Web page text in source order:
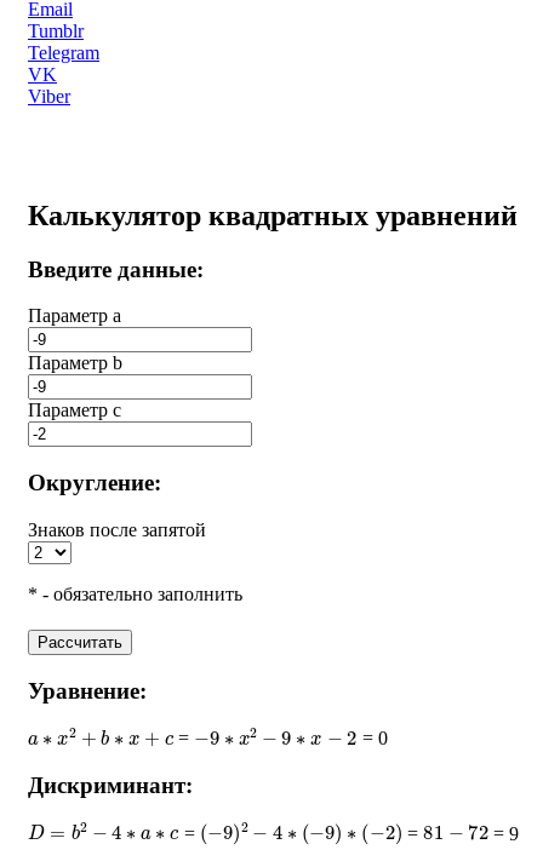
Email
Tumblr
Telegram
VK
Viber
Калькулятор квадратных уравнений
Введите данные:
Параметр a
Параметр b
Параметр с
Округление:
Знаков после запятой
* - обязательно заполнить
Рассчитать
Уравнение:
2 b ∗ = 9∗ 2− ∗ = 0
Дискриминант:
D= 2− a = (− 9)2− ∗ −9 ∗ 2 =81 72 = 9